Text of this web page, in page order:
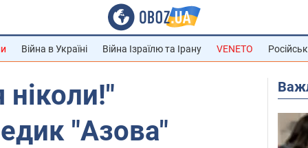
Війна в Україні Війна Ізраїлю та Ірану VENETO
"Азова"